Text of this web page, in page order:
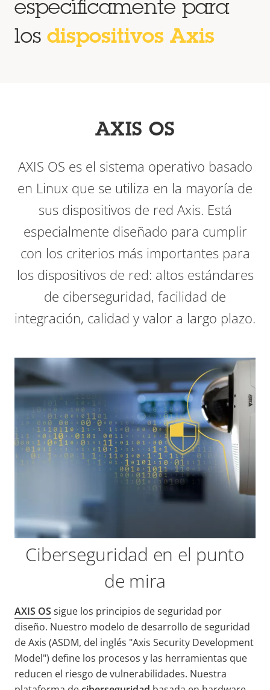
específicamente para
los dispositivos Axis
AXIS OS
AXIS OS es el sistema operativo basado
en Linux que se utiliza en la mayoría de
sus dispositivos de red Axis. Está
especialmente diseñado para cumplir
con los criterios más importantes para
los dispositivos de red: altos estándares
de ciberseguridad, facilidad de
integración, calidad y valor a largo plazo.
Ciberseguridad en el punto
de mira
AXIS OS sigue los principios de seguridad por
diseño. Nuestro modelo de desarrollo de seguridad
de Axis (ASDM, del inglés "Axis Security Development
Model") define los procesos y las herramientas que
reducen el riesgo de vulnerabilidades. Nuestra